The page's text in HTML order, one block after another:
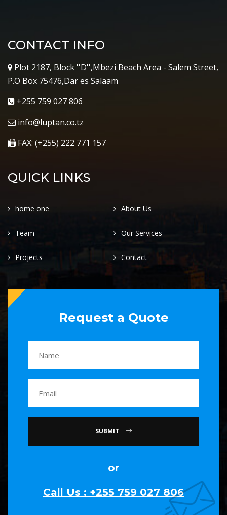
CONTACT INFO
Plot 2187, Block ''D'',Mbezi Beach Area - Salem Street,
P.O Box 75476,Dar es Salaam
+255 759 027 806
info@luptan.co.tz
FAX: (+255) 222 771 157
QUICK LINKS
home one About Us
Team Our Services
Projects Contact
Request a Quote
SUBMIT
or
Call Us : +255 759 027 806